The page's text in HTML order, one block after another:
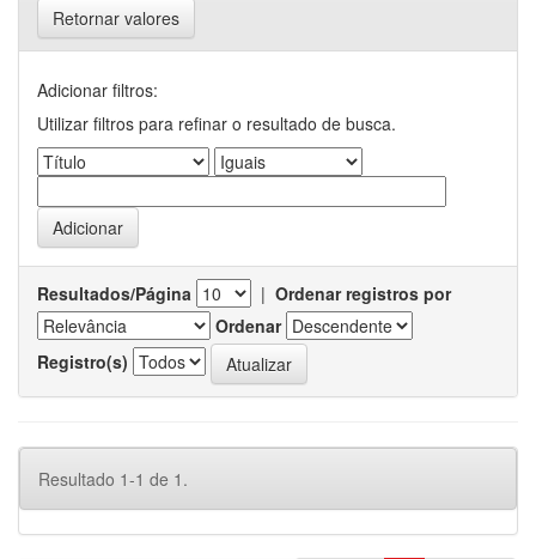
Retornar valores
Adicionar filtros:
Utilizar filtros para refinar o resultado de busca.
Resultados/Página | Ordenar registros por
Ordenar
Registro(s)
Resultado 1-1 de 1.